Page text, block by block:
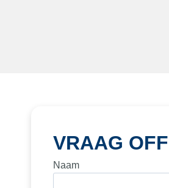
VRAAG
Naam